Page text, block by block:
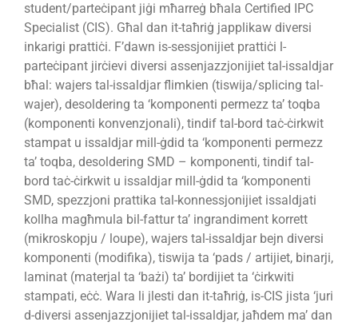
student/parteċipant jiġi mħarreġ bħala Certified IPC
Specialist (CIS). Għal dan it-taħriġ japplikaw diversi
inkarigi prattiċi. F’dawn is-sessjonijiet prattiċi l-
parteċipant jirċievi diversi assenjazzjonijiet tal-issaldjar
bħal: wajers tal-issaldjar flimkien (tiswija/splicing tal-
wajer), desoldering ta ‘komponenti permezz ta’ toqba
(komponenti konvenzjonali), tindif tal-bord taċ-ċirkwit
stampat u issaldjar mill-ġdid ta ‘komponenti permezz
ta’ toqba, desoldering SMD – komponenti, tindif tal-
bord taċ-ċirkwit u issaldjar mill-ġdid ta ‘komponenti
SMD, spezzjoni prattika tal-konnessjonijiet issaldjati
kollha magħmula bil-fattur ta’ ingrandiment korrett
(mikroskopju / loupe), wajers tal-issaldjar bejn diversi
komponenti (modifika), tiswija ta ‘pads / artijiet, binarji,
laminat (materjal ta ‘bażi) ta’ bordijiet ta ‘ċirkwiti
stampati, eċċ. Wara li jlesti dan it-taħriġ, is-CIS jista ‘juri
d-diversi assenjazzjonijiet tal-issaldjar, jaħdem ma’ dan